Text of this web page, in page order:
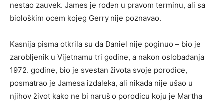
nestao zauvek. James je rođen u pravom terminu, ali sa
biološkim ocem kojeg Gerry nije poznavao.
Kasnija pisma otkrila su da Daniel nije poginuo – bio je
zarobljenik u Vijetnamu tri godine, a nakon oslobađanja
1972. godine, bio je svestan života svoje porodice,
posmatrao je Jamesa izdaleka, ali nikada nije ušao u
njihov život kako ne bi narušio porodicu koju je Martha